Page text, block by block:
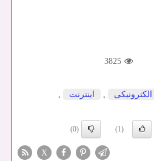
3825
الكترونیكی , اینترنت
,
(1)
(0)
X